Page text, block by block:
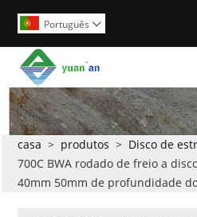
Português 
casa > produtos > Disco de
700C BWA rodado de freio a
40mm 50mm de profundidade